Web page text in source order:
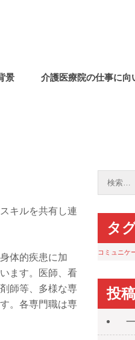
景 介護医療院の仕事に向
キルを共有し連
体的疾患に加
ます。医師、看
師等、多様な専
。各専門職は専
タ
コミュニケ
投